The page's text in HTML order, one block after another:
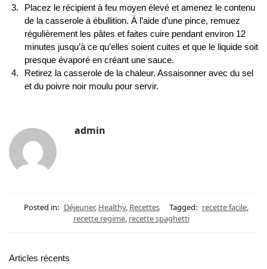
Placez le récipient à feu moyen élevé et amenez le contenu
de la casserole à ébullition. À l’aide d’une pince, remuez
régulièrement les pâtes et faites cuire pendant environ 12
minutes jusqu’à ce qu’elles soient cuites et que le liquide soit
presque évaporé en créant une sauce.
Retirez la casserole de la chaleur. Assaisonner avec du sel
et du poivre noir moulu pour servir.
admin
Posted in: Déjeuner, Healthy, Recettes Tagged: recette facile,
recette regime, recette spaghetti
Articles récents